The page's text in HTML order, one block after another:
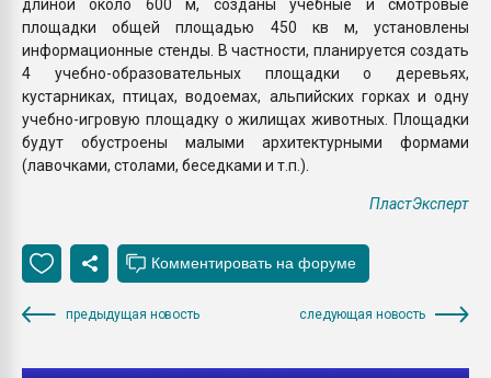
длиной около 600 м, созданы учебные и смотровые
площадки общей площадью 450 кв м, установлены
информационные стенды. В частности, планируется создать
4 учебно-образовательных площадки о деревьях,
кустарниках, птицах, водоемах, альпийских горках и одну
учебно-игровую площадку о жилищах животных. Площадки
будут обустроены малыми архитектурными формами
(лавочками, столами, беседками и т.п.).
ПластЭксперт
предыдущая новость следующая новость